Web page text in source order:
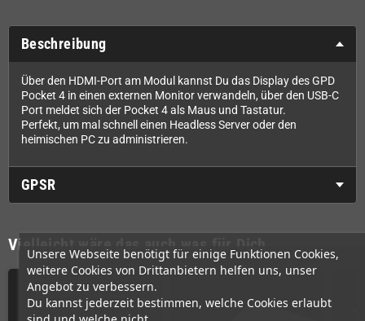
Unsere Webseite benötigt für einige Funktionen Cookies,
weitere Cookies von Drittanbietern helfen uns, unser
Angebot zu verbessern.
Du kannst jederzeit bestimmen, welche Cookies erlaubt
Beschreibung
Über den HDMI-Port am Modul kannst Du das Display des GPD
Pocket 4 in einen externen Monitor verwandeln, über den USB-C
Port meldet sich der Pocket 4 als Maus und Tastatur.
Perfekt, um mal schnell einen Headless Server oder den
heimischen PC zu administrieren.
GPSR
Vielleicht wäre das auch was für Dich